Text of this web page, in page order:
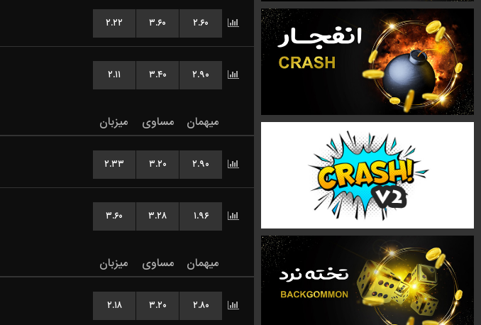
۲.۲۲ ۳.۶۰ ۲.۶۰
۲.۱۱ ۳.۴۰ ۲.۹۰
میزبان مساوی میهمان
۲.۳۳ ۳.۲۰ ۲.۹۰
۳.۶۰ ۳.۲۸ ۱.۹۶
میزبان مساوی میهمان
۲.۱۸ ۳.۲۰ ۲.۸۰